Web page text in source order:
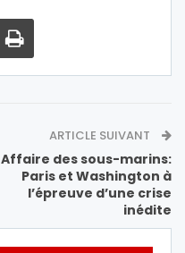
ARTICLE SUIVANT
Affaire des sous-marins:
Paris et Washington à
l’épreuve d’une crise
inédite